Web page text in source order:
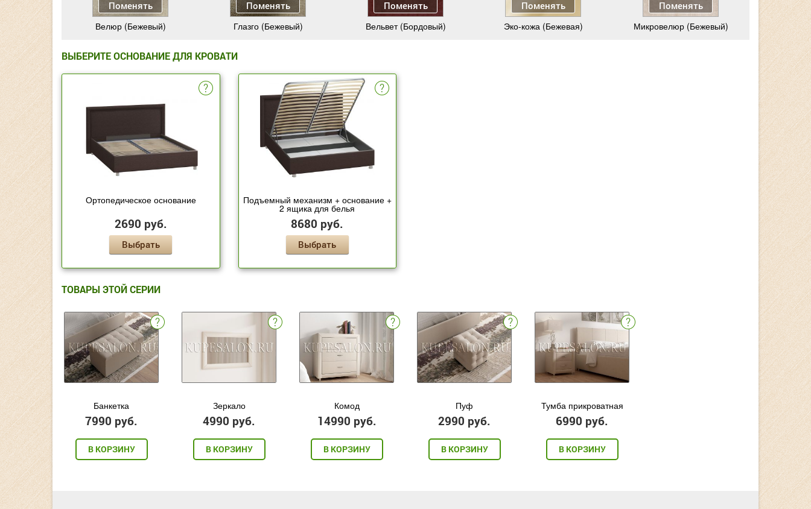
Поменять
Велюр (Бежевый)
Поменять
Глазго (Бежевый)
Поменять
Вельвет (Бордовый)
Поменять
Эко-кожа (Бежевая)
Поменять
Микровелюр (Бежевый)
ВЫБЕРИТЕ ОСНОВАНИЕ ДЛЯ КРОВАТИ
Ортопедическое основание
2690 руб.
Выбрать
Подъемный механизм + основание +
2 ящика для белья
8680 руб.
Выбрать
ТОВАРЫ ЭТОЙ СЕРИИ
Банкетка
7990 руб.
В КОРЗИНУ
Зеркало
4990 руб.
В КОРЗИНУ
Комод
14990 руб.
В КОРЗИНУ
Пуф
2990 руб.
В КОРЗИНУ
Тумба прикроватная
6990 руб.
В КОРЗИНУ